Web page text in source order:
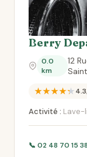
Berry
0.0
km
12
★★★★★
Activité : Lave-
📞 02 48 70 15 38